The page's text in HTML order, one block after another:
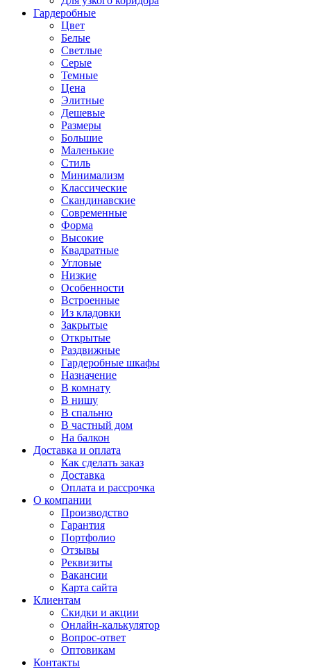
Гардеробные
Цвет
Белые
Светлые
Серые
Темные
Цена
Элитные
Дешевые
Размеры
Большие
Маленькие
Стиль
Минимализм
Классические
Скандинавские
Современные
Форма
Высокие
Квадратные
Угловые
Низкие
Особенности
Встроенные
Из кладовки
Закрытые
Открытые
Раздвижные
Гардеробные шкафы
Назначение
В комнату
В нишу
В спальню
В частный дом
На балкон
Доставка и оплата
Как сделать заказ
Доставка
Оплата и рассрочка
О компании
Производство
Гарантия
Портфолио
Отзывы
Реквизиты
Вакансии
Карта сайта
Клиентам
Скидки и акции
Онлайн-калькулятор
Вопрос-ответ
Оптовикам
Контакты